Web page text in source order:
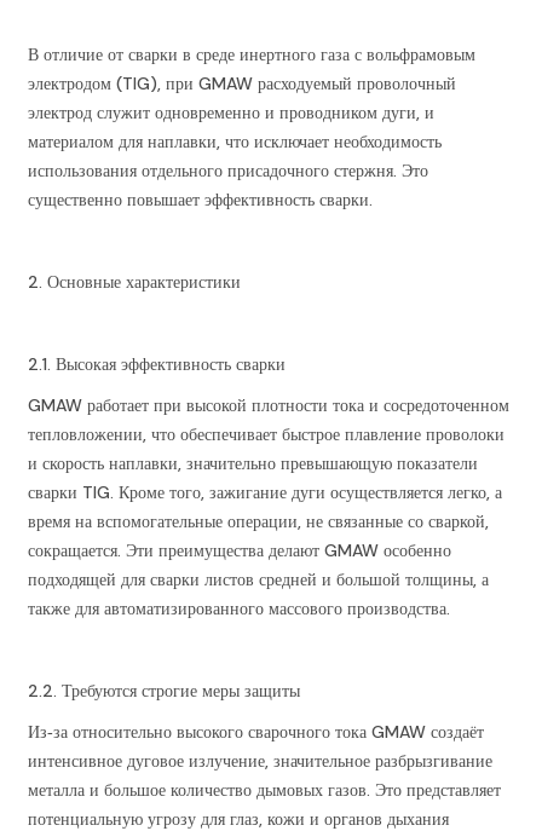
В отличие от сварки в среде инертного газа с вольфрамовым
электродом (TIG), при GMAW расходуемый проволочный
электрод служит одновременно и проводником дуги, и
материалом для наплавки, что исключает необходимость
использования отдельного присадочного стержня. Это
существенно повышает эффективность сварки.
2. Основные характеристики
2.1. Высокая эффективность сварки
GMAW работает при высокой плотности тока и сосредоточенном
тепловложении, что обеспечивает быстрое плавление проволоки
и скорость наплавки, значительно превышающую показатели
сварки TIG. Кроме того, зажигание дуги осуществляется легко, а
время на вспомогательные операции, не связанные со сваркой,
сокращается. Эти преимущества делают GMAW особенно
подходящей для сварки листов средней и большой толщины, а
также для автоматизированного массового производства.
2.2. Требуются строгие меры защиты
Из‑за относительно высокого сварочного тока GMAW создаёт
интенсивное дуговое излучение, значительное разбрызгивание
металла и большое количество дымовых газов. Это представляет
потенциальную угрозу для глаз, кожи и органов дыхания